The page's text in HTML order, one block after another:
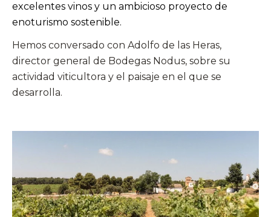
excelentes vinos y un ambicioso proyecto de
enoturismo sostenible.
Hemos conversado con Adolfo de las Heras,
director general de Bodegas Nodus, sobre su
actividad viticultora y el paisaje en el que se
desarrolla.